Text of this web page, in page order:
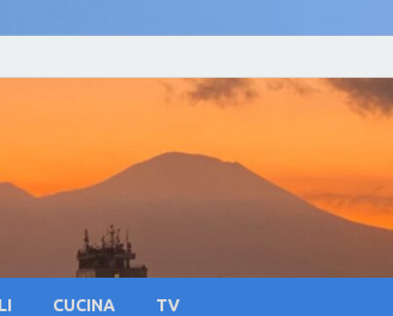
– Notizie su
Sapori
CUCINA TV